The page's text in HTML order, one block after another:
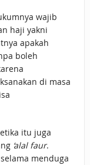
wajib
haji yakni
apakah
boleh
di masa
itu juga
‘alal faur.
menduga